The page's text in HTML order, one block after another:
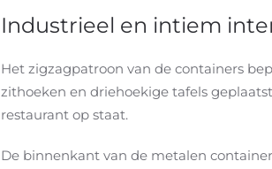
Industrieel en intiem
Het zigzagpatroon van de containers
zithoeken en driehoekige tafels
restaurant op staat.
De binnenkant van de metalen